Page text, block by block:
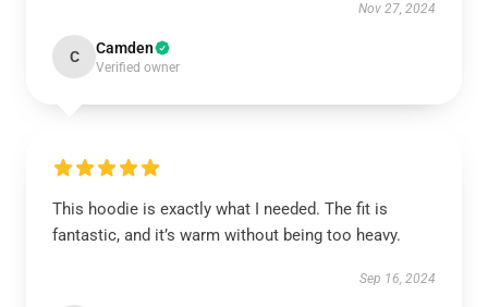
Nov 27, 2024
C Camden
Verified owner
This hoodie is exactly what I needed. The fit is
fantastic, and it’s warm without being too heavy.
Sep 16, 2024